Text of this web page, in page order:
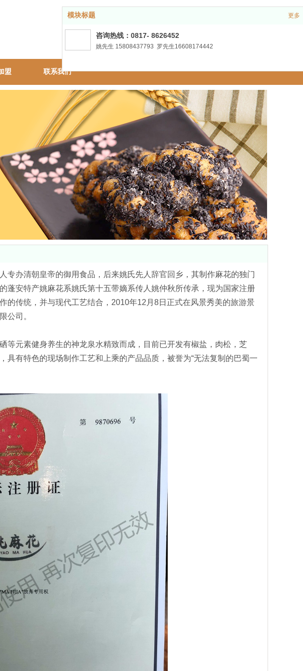
模块标题 更多
咨询热线：0817- 8626452
姚先生 15808437793 罗先生16608174442
盟 联系我们
专办清朝皇帝的御用食品，后来姚氏先人辞官回乡，其制作麻花的独门
蓬安特产姚麻花系姚氏第十五带嫡系传人姚仲秋所传承，现为国家注册
的传统，并与现代工艺结合，2010年12月8日正式在风景秀美的旅游景
公司。
等元素健身养生的神龙泉水精致而成，目前已开发有椒盐，肉松，芝
有特色的现场制作工艺和上乘的产品品质，被誉为“无法复制的巴蜀一